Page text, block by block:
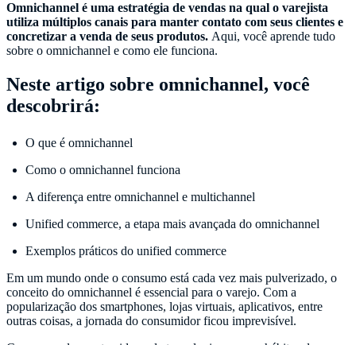
Omnichannel é uma estratégia de vendas na qual o varejista
utiliza múltiplos canais para manter contato com seus clientes e
concretizar a venda de seus produtos. Aqui, você aprende tudo
sobre o omnichannel e como ele funciona.
Neste artigo sobre omnichannel, você
descobrirá:
O que é omnichannel
Como o omnichannel funciona
A diferença entre omnichannel e multichannel
Unified commerce, a etapa mais avançada do omnichannel
Exemplos práticos do unified commerce
Em um mundo onde o consumo está cada vez mais pulverizado, o
conceito do omnichannel é essencial para o varejo. Com a
popularização dos smartphones, lojas virtuais, aplicativos, entre
outras coisas, a jornada do consumidor ficou imprevisível.